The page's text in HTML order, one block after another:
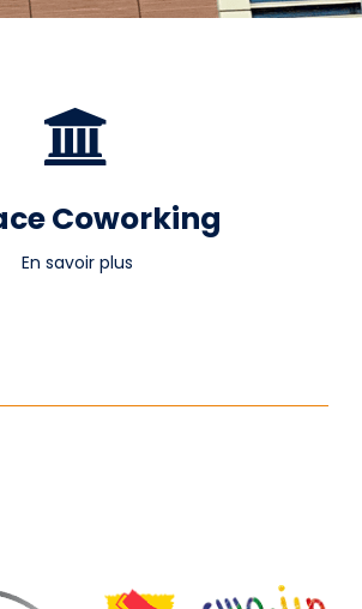
Coworking
En savoir plus